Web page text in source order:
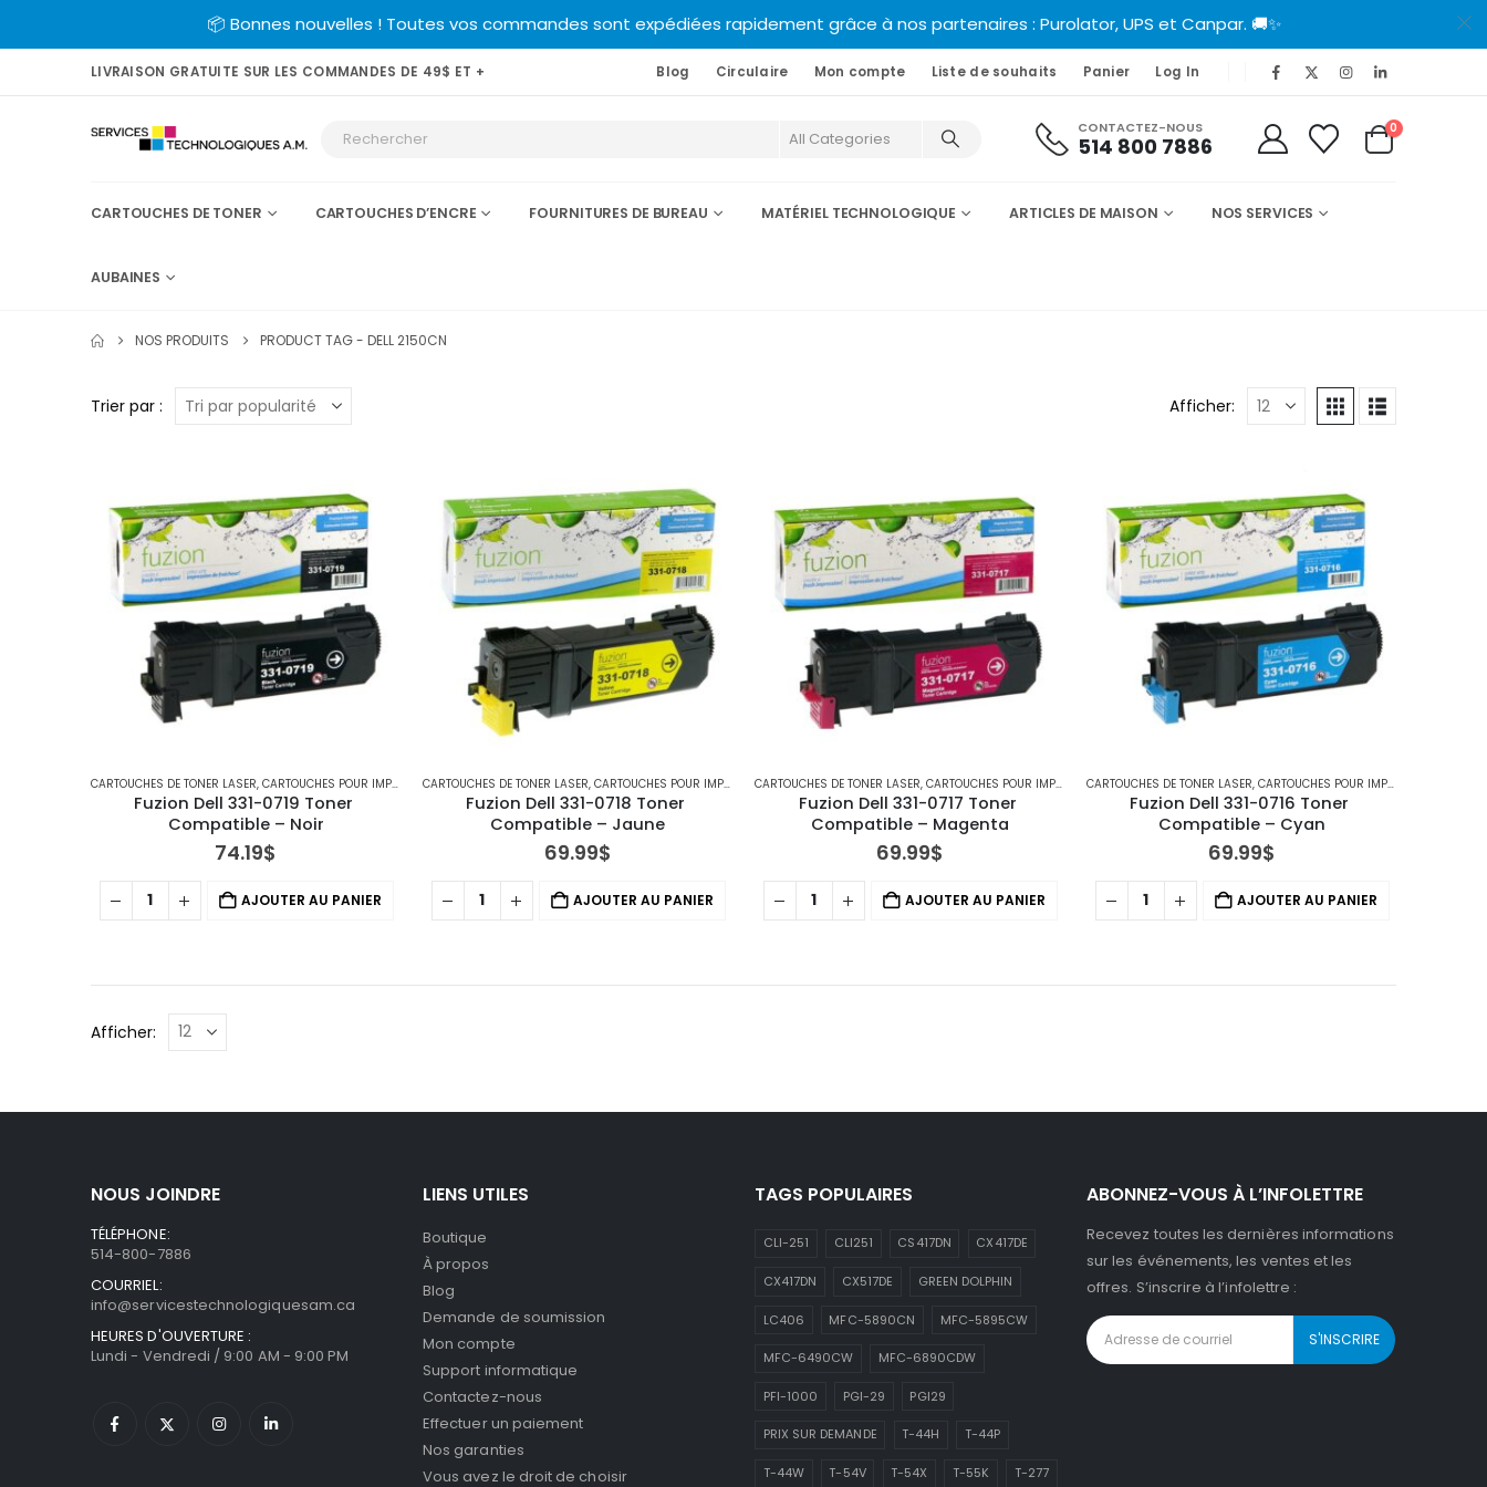
📦 Bonnes nouvelles ! Toutes vos commandes sont expédiées rapidement grâce à nos partenaires : Purolator, UPS et Canpar. 🚚✨
LIVRAISON GRATUITE SUR LES COMMANDES DE 49$ ET + Blog Circulaire Mon compte Liste de souhaits Panier Log In
CONTACTEZ-NOUS
514 800 7886
0
CARTOUCHES DE TONER CARTOUCHES D’ENCRE FOURNITURES DE BUREAU MATÉRIEL TECHNOLOGIQUE ARTICLES DE MAISON NOS SERVICES
AUBAINES
NOS PRODUITS PRODUCT TAG - DELL 2150CN
Trier par : Afficher:
CARTOUCHES DE TONER LASER, CARTOUCHES POUR IMPRIMANTES DELL
Fuzion Dell 331-0719 Toner
Compatible – Noir
74.19$
AJOUTER AU PANIER
CARTOUCHES DE TONER LASER, CARTOUCHES POUR IMPRIMANTES DELL
Fuzion Dell 331-0718 Toner
Compatible – Jaune
69.99$
AJOUTER AU PANIER
CARTOUCHES DE TONER LASER, CARTOUCHES POUR IMPRIMANTES DELL
Fuzion Dell 331-0717 Toner
Compatible – Magenta
69.99$
AJOUTER AU PANIER
CARTOUCHES DE TONER LASER, CARTOUCHES POUR IMPRIMANTES DELL
Fuzion Dell 331-0716 Toner
Compatible – Cyan
69.99$
AJOUTER AU PANIER
Afficher:
NOUS JOINDRE
TÉLÉPHONE:
514-800-7886
COURRIEL:
info@servicestechnologiquesam.ca
HEURES D'OUVERTURE :
Lundi - Vendredi / 9:00 AM - 9:00 PM
LIENS UTILES
Boutique
À propos
Blog
Demande de soumission
Mon compte
Support informatique
Contactez-nous
Effectuer un paiement
Nos garanties
Vous avez le droit de choisir
TAGS POPULAIRES
CLI-251 CLI251 CS417DN CX417DE
CX417DN CX517DE GREEN DOLPHIN
LC406 MFC-5890CN MFC-5895CW
MFC-6490CW MFC-6890CDW
PFI-1000 PGI-29 PGI29
PRIX SUR DEMANDE T-44H T-44P
T-44W T-54V T-54X T-55K T-277
ABONNEZ-VOUS À L’INFOLETTRE
Recevez toutes les dernières informations
sur les événements, les ventes et les
offres. S’inscrire à l’infolettre :